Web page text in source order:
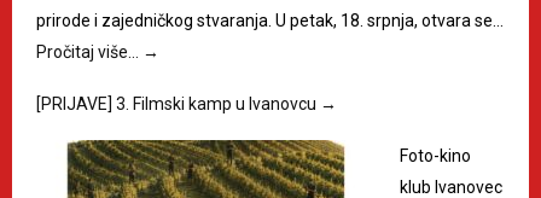
prirode i zajedničkog stvaranja. U petak, 18. srpnja, otvara se…
Pročitaj više…
→
[PRIJAVE] 3. Filmski kamp u Ivanovcu →
Foto-kino
klub Ivanovec